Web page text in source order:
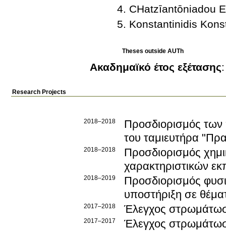
CΗatzīantōniadou
Konstantinidis
Theses outside AUTh
Ακαδημαϊκό έτος εξέτασης
Research Projects
2018–2018
Προσδιορισμός
του ταμιευτήρα
2018–2018
Προσδιορισμός
χαρακτηριστικών
2018–2019
Προσδιορισμός
υποστήριξη σε
2017–2018 Έλεγχος
2017–2017
Έλεγχος